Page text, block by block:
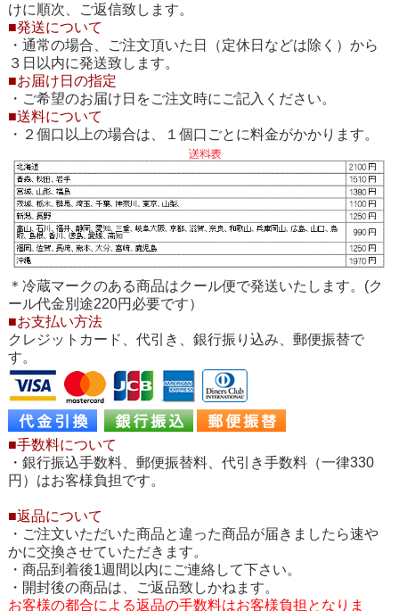
けに順次、ご返信致します。
■発送について
・通常の場合、ご注文頂いた日（定休日などは除く）から
３日以内に発送致します。
■お届け日の指定
・ご希望のお届け日をご注文時にご記入ください。
■送料について
・２個口以上の場合は、１個口ごとに料金がかかります。
＊冷蔵マークのある商品はクール便で発送いたします。(ク
ール代金別途220円必要です）
■お支払い方法
クレジットカード、代引き、銀行振り込み、郵便振替で
す。
■手数料について
・銀行振込手数料、郵便振替料、代引き手数料（一律330
円）はお客様負担です。
■返品について
・ご注文いただいた商品と違った商品が届きましたら速や
かに交換させていただきます。
・商品到着後1週間以内にご連絡して下さい。
・開封後の商品は、ご返品致しかねます。
お客様の都合による返品の手数料はお客様負担となりま